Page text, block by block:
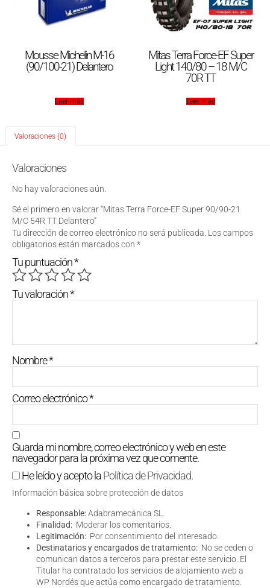
Mousse Michelin M-16
(90/100-21) Delantero
Leer más
Mitas Terra Force-EF Super
Light 140/80 – 18 M/C
70R TT
Leer más
Valoraciones (0)
Valoraciones
No hay valoraciones aún.
Sé el primero en valorar “Mitas Terra Force-EF Super 90/90-21
M/C 54R TT Delantero”
Tu dirección de correo electrónico no será publicada. Los campos
obligatorios están marcados con *
Tu puntuación*
Tu valoración*
Nombre*
Correo electrónico*
Guarda mi nombre, correo electrónico y web en este
navegador para la próxima vez que comente.
He leído y acepto laPolítica de Privacidad.
Información básica sobre protección de datos
Responsable:Adabramecánica SL.
Finalidad: Moderar los comentarios.
Legitimación: Por consentimiento del interesado.
Destinatarios y encargados de tratamiento: No se ceden o
comunican datos a terceros para prestar este servicio. El
Titular ha contratado los servicios de alojamiento web a
WP Nordés que actúa como encargado de tratamiento.